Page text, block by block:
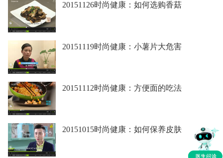
20151126时尚健康：如何选购香菇
20151119时尚健康：小薯片大危害
20151112时尚健康：方便面的吃法
20151015时尚健康：如何保养皮肤